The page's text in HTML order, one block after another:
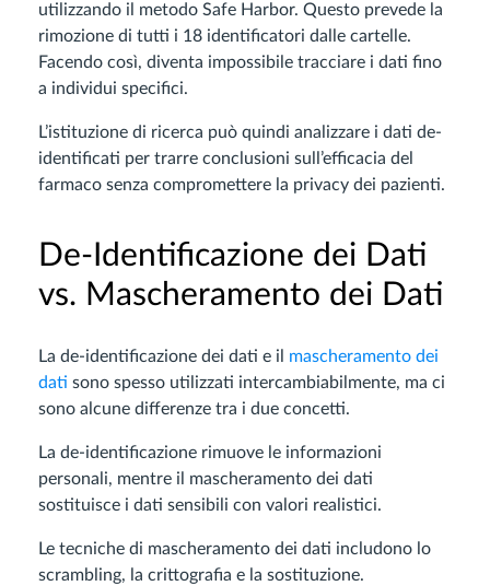
utilizzando il metodo Safe Harbor. Questo prevede la
rimozione di tutti i 18 identificatori dalle cartelle.
Facendo così, diventa impossibile tracciare i dati fino
a individui specifici.
L’istituzione di ricerca può quindi analizzare i dati de-
identificati per trarre conclusioni sull’efficacia del
farmaco senza compromettere la privacy dei pazienti.
De-Identificazione dei Dati
vs. Mascheramento dei Dati
La de-identificazione dei dati e il mascheramento dei
dati sono spesso utilizzati intercambiabilmente, ma ci
sono alcune differenze tra i due concetti.
La de-identificazione rimuove le informazioni
personali, mentre il mascheramento dei dati
sostituisce i dati sensibili con valori realistici.
Le tecniche di mascheramento dei dati includono lo
scrambling, la crittografia e la sostituzione.